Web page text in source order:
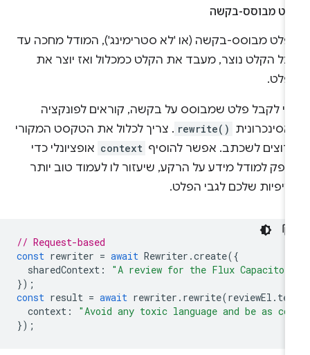
מבוסס-בקשה
מבוסס-בקשה (או 'לא סטרימינג'), המודל מחכה עד
הקלט נוצר, מעבד את הקלט כמכלול ואז יוצר את
לקבל פלט שמבוסס על בקשה, קוראים לפונקציה
rewrite() . צריך לכלול את הטקסט המקורי
לשכתב. אפשר להוסיף context אופציונלי כדי
למודל מידע על הרקע, שיעזור לו לעמוד טוב יותר
שלכם לגבי הפלט.
// Request-based
const rewriter = await Rewriter.create
sharedContext: "A review for the Flux Capacitor
const result = await rewriter.rewrite(reviewEl
context: "Avoid any toxic language and be as